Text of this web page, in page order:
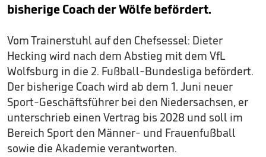
bisherige Coach der Wölfe befördert.
Vom Trainerstuhl auf den Chefsessel: Dieter
Hecking wird nach dem Abstieg mit dem VfL
Wolfsburg in die 2. Fußball-Bundesliga befördert.
Der bisherige Coach wird ab dem 1. Juni neuer
Sport-Geschäftsführer bei den Niedersachsen, er
unterschrieb einen Vertrag bis 2028 und soll im
Bereich Sport den Männer- und Frauenfußball
sowie die Akademie verantworten.